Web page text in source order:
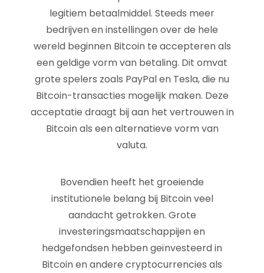
legitiem betaalmiddel. Steeds meer
bedrijven en instellingen over de hele
wereld beginnen Bitcoin te accepteren als
een geldige vorm van betaling. Dit omvat
grote spelers zoals PayPal en Tesla, die nu
Bitcoin-transacties mogelijk maken. Deze
acceptatie draagt bij aan het vertrouwen in
Bitcoin als een alternatieve vorm van
valuta.
Bovendien heeft het groeiende
institutionele belang bij Bitcoin veel
aandacht getrokken. Grote
investeringsmaatschappijen en
hedgefondsen hebben geïnvesteerd in
Bitcoin en andere cryptocurrencies als